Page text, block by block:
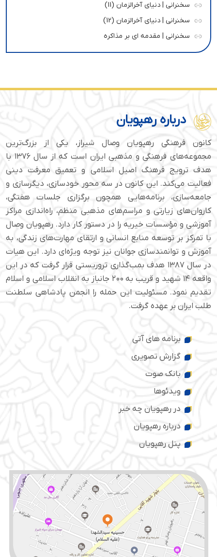
سخنرانی | دنیای آخرالزمان (11)
سخنرانی | دنیای آخرالزمان (12)
سخنرانی | مقدمه ای بر مذاکره
درباره رهپویان
کانون فرهنگی رهپویان وصال شیراز، یکی از بزرگ‌ترین
مجموعه‌های فرهنگی و مذهبی ایران است که از سال ۱۳۷۶ با
هدف ترویج فرهنگ اصیل اسلامی و تعمیق معرفت دینی
فعالیت می‌کند. این کانون در سه محور خودسازی، دیگرسازی و
جامعه‌سازی، برنامه‌هایی همچون برگزاری جلسات هفتگی،
کاروان‌های زیارتی و مراسم‌های مذهبی منظم، راه‌اندازی مراکز
آموزشی و مؤسسات خیریه را در دستور کار دارد. رهپویان وصال
با تمرکز بر توسعه منابع انسانی و ارتقای مهارت‌های زندگی، به
آموزش و توانمندسازی جوانان نیز توجه ویژه‌ای دارد. این هیات
در سال ۱۳۸۷ هدف بمب‌گذاری تروریستی قرار گرفت که در این
واقعه ۱۴ شهید و قریب به ۲۰۰ جانباز به انقلاب اسلامی و اسلام
تقدیم نمود. مسئولیت این حمله را انجمن پادشاهی سلطنت
طلب ایران بر عهده گرفت.
برنامه های آتی
گزارش تصویری
بانک صوت
ویدئوها
در رهپویان چه خبر
درباره رهپویان
پنل رهپویان